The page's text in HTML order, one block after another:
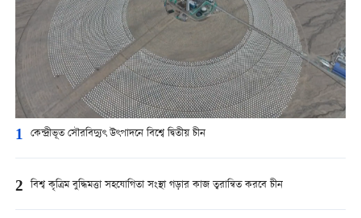
1 কেন্দ্রীভূত সৌরবিদ্যুৎ উৎপাদনে বিশ্বে দ্বিতীয় চীন
2 বিশ্ব কৃত্রিম বুদ্ধিমত্তা সহযোগিতা সংস্থা গড়ার কাজ ত্বরান্বিত করবে চীন